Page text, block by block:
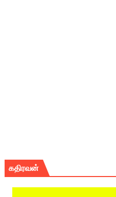
கதிரவன்